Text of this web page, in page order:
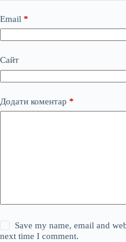
Email *
Сайт
Додати коментар *
Save my name, email and
next time I comment.